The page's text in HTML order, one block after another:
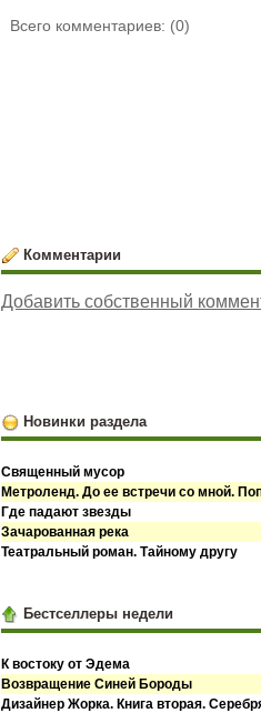
Всего комментариев: (0)
Комментарии
Добавить собственный
Новинки раздела
Священный мусор
Метроленд. До ее встречи со мной.
Где падают звезды
Зачарованная река
Театральный роман. Тайному другу
Бестселлеры недели
К востоку от Эдема
Возвращение Синей Бороды
Дизайнер Жорка. Книга вторая.